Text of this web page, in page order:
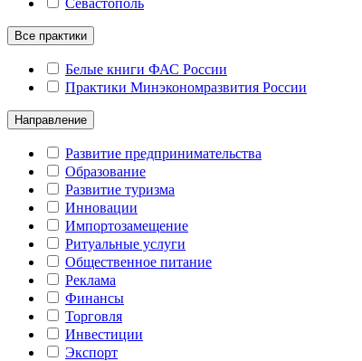
Все практики
Белые книги ФАС России
Практики Минэкономразвития России
Направление
Развитие предпринимательства
Образование
Развитие туризма
Инновации
Импортозамещение
Ритуальные услуги
Общественное питание
Реклама
Финансы
Торговля
Инвестиции
Экспорт